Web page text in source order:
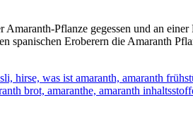
Pflanze gegessen und an
spanischen Eroberern die Amaranth